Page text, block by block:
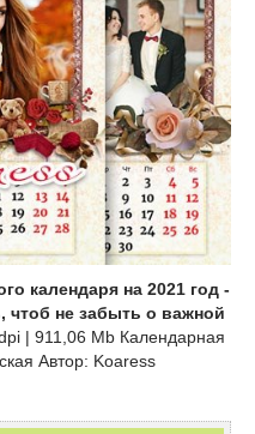
календаря на 2021 год -
чтоб не забыть о важной
| 911,06 Mb Календарная
Автор: Koaress